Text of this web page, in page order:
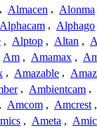
, Almacen , Alonma
Alphacam , Alphago
, Alptop , Altan ,
Am , Amamax ,
, Amazable ,
, Ambientcam ,
, Amcom , Amcrest ,
, Ameta ,